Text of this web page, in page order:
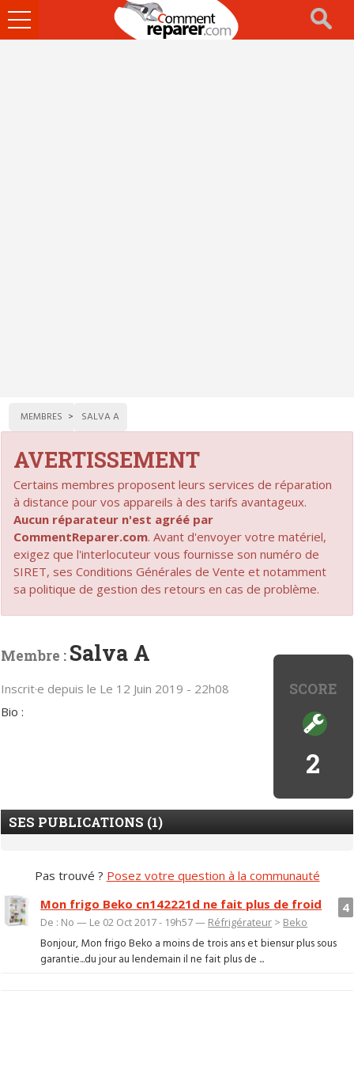
Ouvrir
le
MEMBRES SALVA A
AVERTISSEMENT
Certains membres proposent leurs services de réparation
à distance pour vos appareils à des tarifs avantageux.
Aucun réparateur n'est agréé par
CommentReparer.com. Avant d'envoyer votre matériel,
exigez que l'interlocuteur vous fournisse son numéro de
SIRET, ses Conditions Générales de Vente et notamment
sa politique de gestion des retours en cas de problème.
SCORE
2
Membre : Salva A
Inscrit·e depuis le Le 12 Juin 2019 - 22h08
Bio :
SES PUBLICATIONS (1)
Pas trouvé ? Posez votre question à la communauté
4
Mon frigo Beko cn142221d ne fait plus de froid
De : No — Le 02 Oct 2017 - 19h57 — Réfrigérateur > Beko
Bonjour, Mon frigo Beko a moins de trois ans et biensur plus sous
garantie...du jour au lendemain il ne fait plus de ...